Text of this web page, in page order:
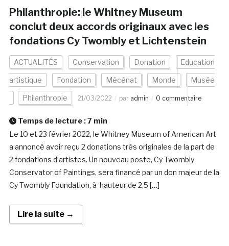
Philanthropie: le Whitney Museum
conclut deux accords originaux avec les
fondations Cy Twombly et Lichtenstein
ACTUALITÉS Conservation Donation Education
artistique Fondation Mécénat Monde Musée
Philanthropie 21/03/2022 par admin 0 commentaire
Temps de lecture :7 min
Le 10 et 23 février 2022, le Whitney Museum of American Art
a annoncé avoir reçu 2 donations très originales de la part de
2 fondations d’artistes. Un nouveau poste, Cy Twombly
Conservator of Paintings, sera financé par un don majeur de la
Cy Twombly Foundation, à hauteur de 2.5 […]
Lire la suite →